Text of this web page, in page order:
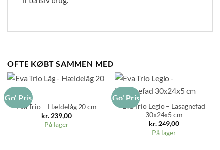
OFTE KØBT SAMMEN MED
Go' Pris
Eva Trio – Hældelåg 20 cm
kr.239,00
På lager
Go' Pris
Eva Trio Legio – Lasagnefad
30x24x5 cm
kr.249,00
På lager